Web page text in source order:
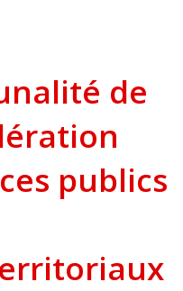
de
publics